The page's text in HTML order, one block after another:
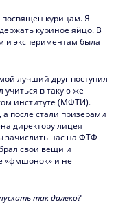
курицам. Я
куриное яйцо. В
и экспериментам была
лучший друг поступил
в такую же
институте (МФТИ).
после стали призерами
директору лицея
зачислить нас на ФТФ
свои вещи и
«фмшонок» и не
так далеко?